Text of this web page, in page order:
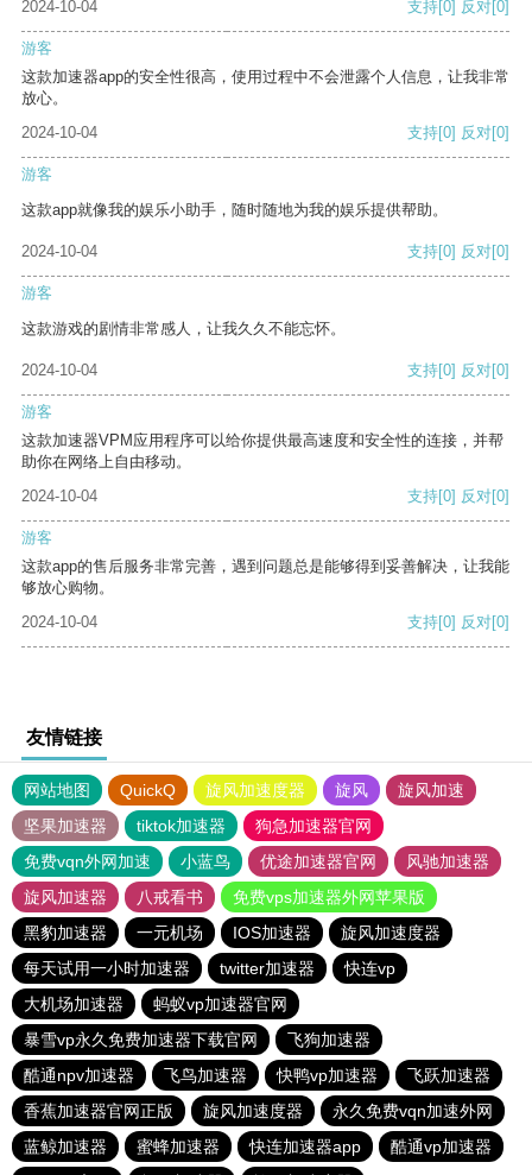
2024-10-04 支持[0] 反对[0]
游客
这款加速器app的安全性很高，使用过程中不会泄露个人信息，让我非常
放心。
2024-10-04
支持[0] 反对[0]
游客
这款app就像我的娱乐小助手，随时随地为我的娱乐提供帮助。
2024-10-04 支持[0] 反对[0]
游客
这款游戏的剧情非常感人，让我久久不能忘怀。
2024-10-04 支持[0] 反对[0]
游客
这款加速器VPM应用程序可以给你提供最高速度和安全性的连接，并帮
助你在网络上自由移动。
2024-10-04
支持[0] 反对[0]
游客
这款app的售后服务非常完善，遇到问题总是能够得到妥善解决，让我能
够放心购物。
2024-10-04
支持[0] 反对[0]
友情链接
网站地图 QuickQ 旋风加速度器 旋风
旋风加速
坚果加速器
tiktok加速器
狗急加速器官网
免费vqn外网加速
小蓝鸟 优途加速器官网
风驰加速器
旋风加速器
八戒看书
免费vps加速器外网苹果版
黑豹加速器
一元机场 IOS加速器
旋风加速度器
每天试用一小时加速器
twitter加速器
快连vp
大机场加速器
蚂蚁vp加速器官网
暴雪vp永久免费加速器下载官网
飞狗加速器
酷通npv加速器
飞鸟加速器 快鸭vp加速器
飞跃加速器
香蕉加速器官网正版
旋风加速度器
永久免费vqn加速外网
蓝鲸加速器
蜜蜂加速器 快连加速器app
酷通vp加速器